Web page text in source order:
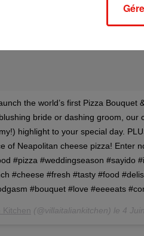
the world’s first Pizza Bouquet
bride or dashing groom, our
highlight to your special day.
Neapolitan cheese pizza! Enter
#pizza #weddingseason #sayido
#cheese #fresh #tasty #food
#bouquet #love #eeeeats
Kitchen (@villaitaliankitchen) le 4